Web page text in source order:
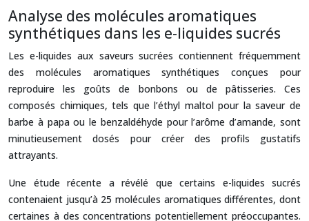
Analyse des molécules aromatiques
synthétiques dans les e-liquides sucrés
Les e-liquides aux saveurs sucrées contiennent fréquemment
des molécules aromatiques synthétiques conçues pour
reproduire les goûts de bonbons ou de pâtisseries. Ces
composés chimiques, tels que l’éthyl maltol pour la saveur de
barbe à papa ou le benzaldéhyde pour l’arôme d’amande, sont
minutieusement dosés pour créer des profils gustatifs
attrayants.
Une étude récente a révélé que certains e-liquides sucrés
contenaient jusqu’à 25 molécules aromatiques différentes, dont
certaines à des concentrations potentiellement préoccupantes.